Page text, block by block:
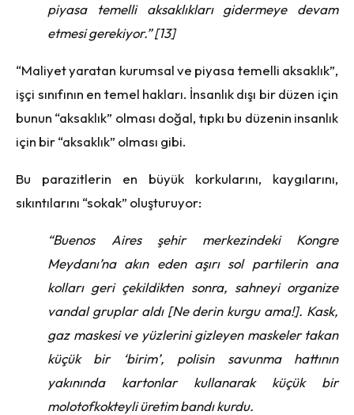
piyasa temelli aksaklıkları gidermeye devam
etmesi gerekiyor.” [13]
“Maliyet yaratan kurumsal ve piyasa temelli aksaklık”,
işçi sınıfının en temel hakları. İnsanlık dışı bir düzen için
bunun “aksaklık” olması doğal, tıpkı bu düzenin insanlık
için bir “aksaklık” olması gibi.
Bu parazitlerin en büyük korkularını, kaygılarını,
sıkıntılarını “sokak” oluşturuyor:
“Buenos Aires şehir merkezindeki Kongre
Meydanı’na akın eden aşırı sol partilerin ana
kolları geri çekildikten sonra, sahneyi organize
vandal gruplar aldı [Ne derin kurgu ama!]. Kask,
gaz maskesi ve yüzlerini gizleyen maskeler takan
küçük bir ‘birim’, polisin savunma hattının
yakınında kartonlar kullanarak küçük bir
molotofkokteyli üretim bandı kurdu.